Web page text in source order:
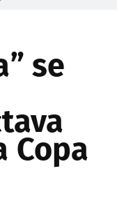
se
Copa